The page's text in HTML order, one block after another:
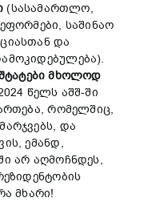
(სასამართლო,
საშინაო
და
მხოლოდ
წელს აშშ-ში
რომელშიც,
და
ემანდ,
არ აღმოჩნდეს,
მხარი!